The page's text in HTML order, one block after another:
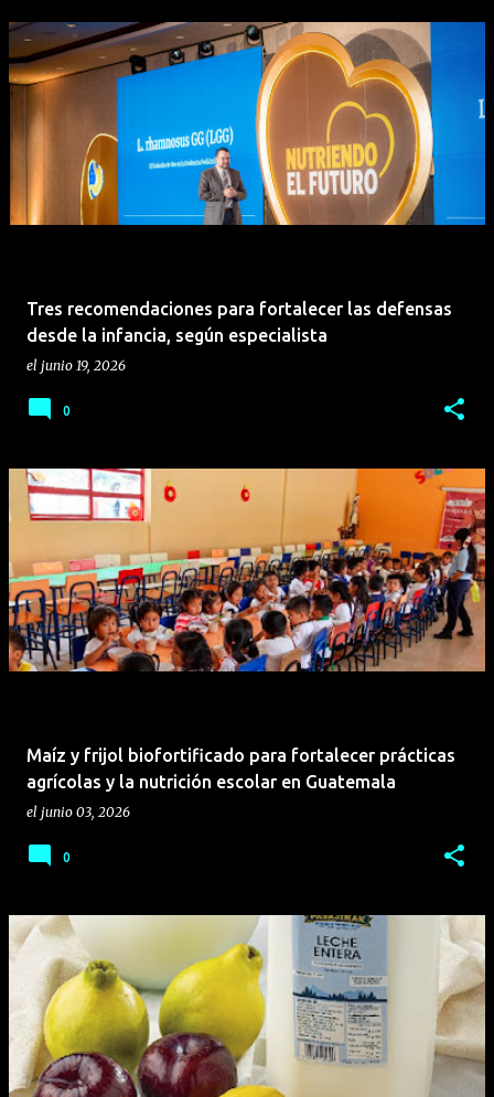
Tres recomendaciones para fortalecer las defensas
desde la infancia, según especialista
el junio 19, 2026
0
Maíz y frijol biofortificado para fortalecer prácticas
agrícolas y la nutrición escolar en Guatemala
el junio 03, 2026
0